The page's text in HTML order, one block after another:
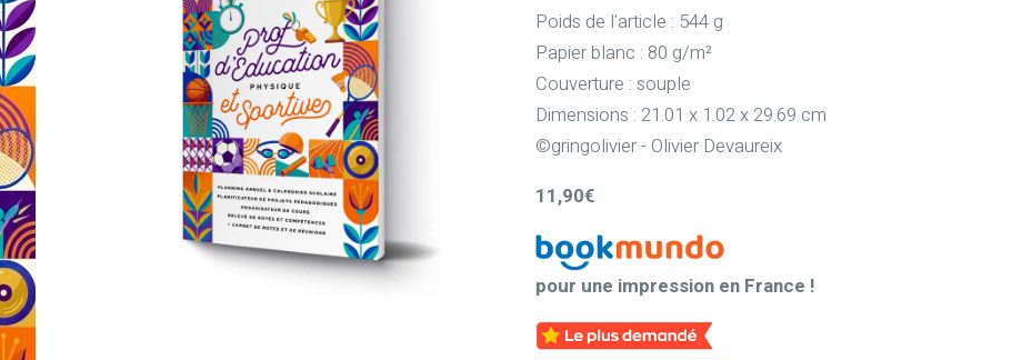
Poids de l'article : 544 g
Papier blanc : 80 g/m²
Couverture : souple
Dimensions : 21.01 x 1.02 x 29.69 cm
©gringolivier - Olivier Devaureix
11,90€
pour une impression en France !